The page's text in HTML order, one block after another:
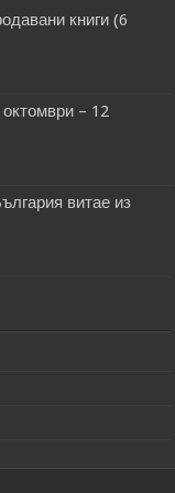
книги (6
– 12
витае из